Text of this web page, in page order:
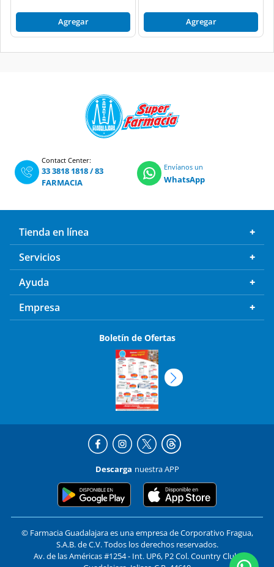
Agregar Agregar
Contact Center:
33 3818 1818/83
FARMACIA
Envíanos un
WhatsApp
Tienda en línea
Servicios
Ayuda
Empresa
Boletín de Ofertas
Descarga nuestra APP
© Farmacia Guadalajara es una empresa de Corporativo Fragua,
S.A.B. de C.V. Todos los derechos reservados.
Av. de las Américas #1254 - Int. UP6, P2 Col. Country Club,